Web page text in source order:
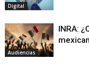
Digital
Audiencias
INRA: